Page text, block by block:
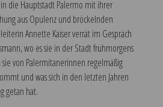
die Hauptstadt Palermo mit ihrer
aus Opulenz und bröckelnden
Annette Kaiser verrät im Gespräch
wo es sie in der Stadt frühmorgens
von Palermitanerinnen regelmäßig
und was sich in den letzten Jahren
getan hat.